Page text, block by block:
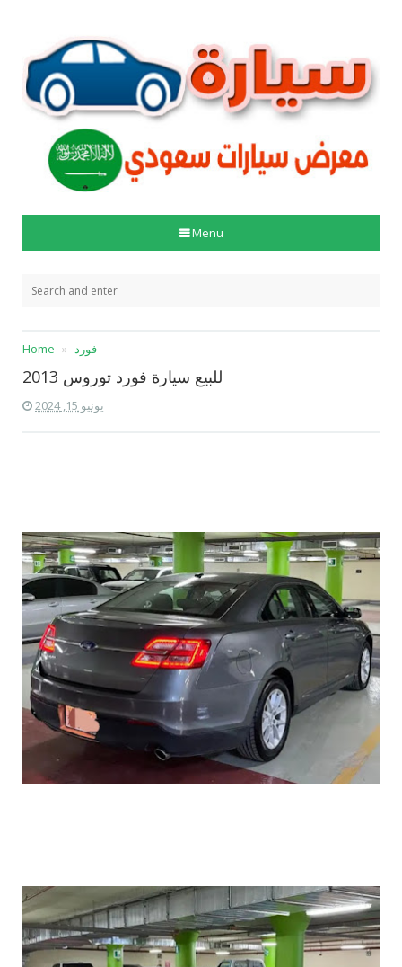
Menu
Home فورد
للبيع سيارة فورد توروس 2013
يونيو 15, 2024